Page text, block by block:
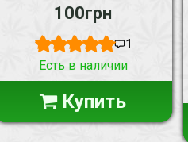
100грн
1
Есть в наличии
Купить